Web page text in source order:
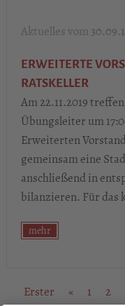
ERWEITERTE
RATSKELLER
Am 22.11.2019
Übungsleiter um
Erweiterten
gemeinsam eine
anschließend in
bilanzieren. Für das
mehr
Erster « 1 2